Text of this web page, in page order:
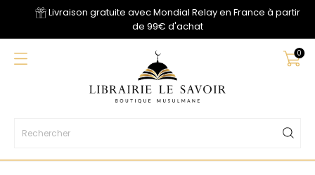
Livraison gratuite avec Mondial Relay en France à partir
de 99€ d'achat
0